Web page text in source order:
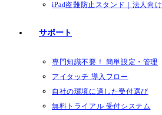
iPad盗難防止スタンド｜法人向け
サポート
専門知識不要！ 簡単設定・管理
アイタッチ 導入フロー
自社の環境に適した受付選び
無料トライアル 受付システム